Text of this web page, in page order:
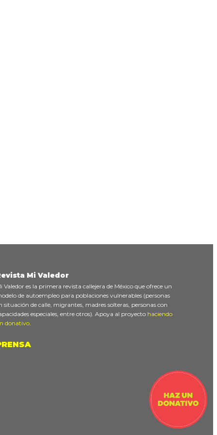
Mi Valedor
Valedor es la primera revista callejera de México que ofrece un
de autoempleo para poblaciones vulnerables (personas
situación de calle, migrantes, madres solteras, personas con
especiales, entre otros). Apoya al proyecto haciendo
donativo